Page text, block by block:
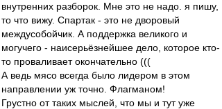
внутренних разборок. Мне это не надо. я пишу,
то что вижу. Спартак - это не дворовый
междусобойчик. А поддержка великого и
могучего - наисерьёзнейшее дело, которое кто-
то проваливает окончательно (((
А ведь мясо всегда было лидером в этом
направлении уж точно. Флагманом!
Грустно от таких мыслей, что мы и тут уже